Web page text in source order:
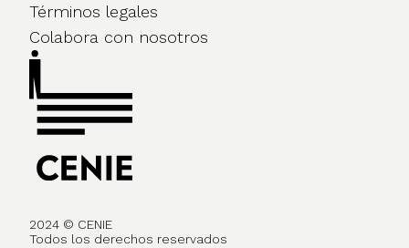
Términos legales
Colabora con nosotros
2024 © CENIE
Todos los derechos reservados